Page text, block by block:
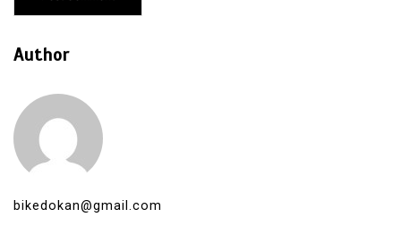
Author
bikedokan@gmail.com